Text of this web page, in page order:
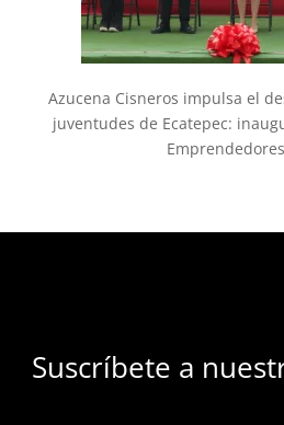
Azucena Cisneros impulsa el
juventudes de Ecatepec:
Suscríbete a